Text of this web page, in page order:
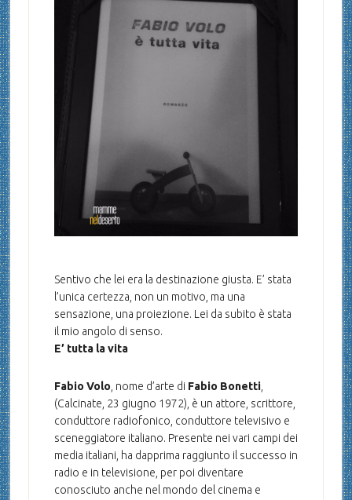
Sentivo che lei era la destinazione giusta. E’ stata
l’unica certezza, non un motivo, ma una
sensazione, una proiezione. Lei da subito è stata
il mio angolo di senso.
E’ tutta la vita
Fabio Volo, nome d’arte di Fabio Bonetti,
(Calcinate, 23 giugno 1972), è un attore, scrittore,
conduttore radiofonico, conduttore televisivo e
sceneggiatore italiano. Presente nei vari campi dei
media italiani, ha dapprima raggiunto il successo in
radio e in televisione, per poi diventare
conosciuto anche nel mondo del cinema e